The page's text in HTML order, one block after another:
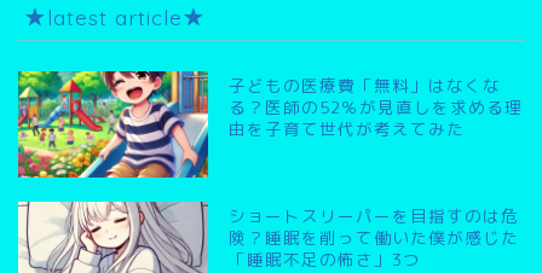
★latest article★
子どもの医療費「無料」はなくな
る？医師の52％が見直しを求める理
由を子育て世代が考えてみた
ショートスリーパーを目指すのは危
険？睡眠を削って働いた僕が感じた
「睡眠不足の怖さ」3つ